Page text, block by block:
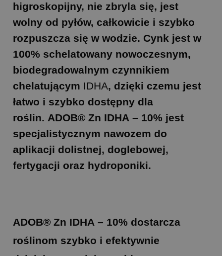
higroskopijny, nie zbryla się, jest
wolny od pyłów, całkowicie i szybko
rozpuszcza się w wodzie. Cynk jest w
100% schelatowany nowoczesnym,
biodegradowalnym czynnikiem
chelatującym IDHA, dzięki czemu jest
łatwo i szybko dostępny dla
roślin. ADOB® Zn IDHA – 10% jest
specjalistycznym nawozem do
aplikacji dolistnej, doglebowej,
fertygacji oraz hydroponiki.
ADOB® Zn IDHA – 10% dostarcza
roślinom szybko i efektywnie